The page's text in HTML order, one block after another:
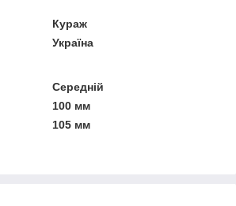
Кураж
Україна
Середній
100 мм
105 мм